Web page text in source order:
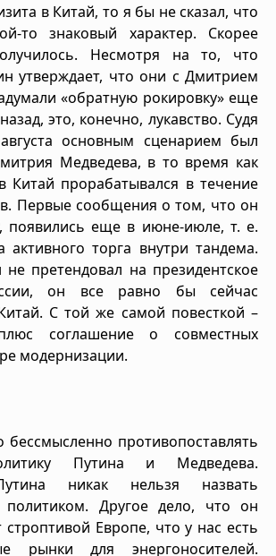
в Китай, то я бы не сказал, что
то знаковый характер. Скорее
Несмотря на то, что
утверждает, что они с Дмитрием
«обратную рокировку» еще
это, конечно, лукавство. Судя
основным сценарием был
Медведева, в то время как
Китай прорабатывался в течение
Первые сообщения о том, что он
появились еще в июне-июле, т. е.
торга внутри тандема.
претендовал на президентское
он все равно бы сейчас
С той же самой повесткой –
соглашение о совместных
модернизации.
противопоставлять
Путина и Медведева.
никак нельзя назвать
политиком. Другое дело, что он
строптивой Европе, что у нас есть
рынки для энергоносителей.